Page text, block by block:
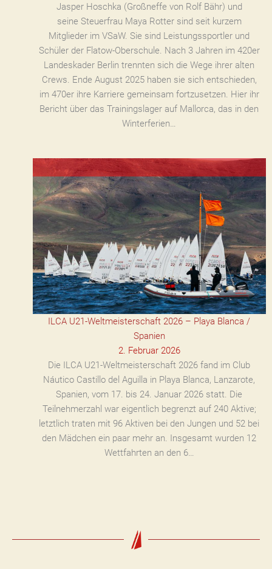
Jasper Hoschka (Großneffe von Rolf Bähr) und
seine Steuerfrau Maya Rotter sind seit kurzem
Mitglieder im VSaW. Sie sind Leistungssportler und
Schüler der Flatow-Oberschule. Nach 3 Jahren im 420er
Landeskader Berlin trennten sich die Wege ihrer alten
Crews. Ende August 2025 haben sie sich entschieden,
im 470er ihre Karriere gemeinsam fortzusetzen. Hier ihr
Bericht über das Trainingslager auf Mallorca, das in den
Winterferien…
ILCA U21-Weltmeisterschaft 2026 – Playa Blanca /
Spanien
2. Februar 2026
Die ILCA U21-Weltmeisterschaft 2026 fand im Club
Náutico Castillo del Aguilla in Playa Blanca, Lanzarote,
Spanien, vom 17. bis 24. Januar 2026 statt. Die
Teilnehmerzahl war eigentlich begrenzt auf 240 Aktive;
letztlich traten mit 96 Aktiven bei den Jungen und 52 bei
den Mädchen ein paar mehr an. Insgesamt wurden 12
Wettfahrten an den 6…